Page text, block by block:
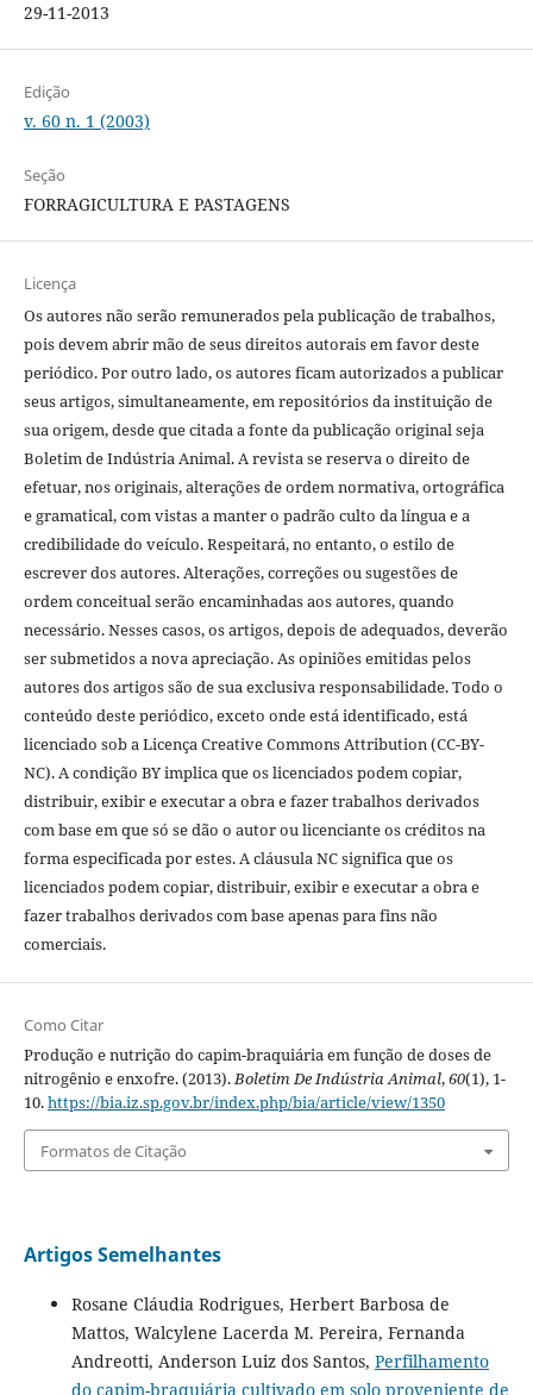
29-11-2013
Edição
v. 60 n. 1 (2003)
Seção
FORRAGICULTURA E PASTAGENS
Licença
Os autores não serão remunerados pela publicação de trabalhos,
pois devem abrir mão de seus direitos autorais em favor deste
periódico. Por outro lado, os autores ficam autorizados a publicar
seus artigos, simultaneamente, em repositórios da instituição de
sua origem, desde que citada a fonte da publicação original seja
Boletim de Indústria Animal. A revista se reserva o direito de
efetuar, nos originais, alterações de ordem normativa, ortográfica
e gramatical, com vistas a manter o padrão culto da língua e a
credibilidade do veículo. Respeitará, no entanto, o estilo de
escrever dos autores. Alterações, correções ou sugestões de
ordem conceitual serão encaminhadas aos autores, quando
necessário. Nesses casos, os artigos, depois de adequados, deverão
ser submetidos a nova apreciação. As opiniões emitidas pelos
autores dos artigos são de sua exclusiva responsabilidade. Todo o
conteúdo deste periódico, exceto onde está identificado, está
licenciado sob a Licença Creative Commons Attribution (CC-BY-
NC). A condição BY implica que os licenciados podem copiar,
distribuir, exibir e executar a obra e fazer trabalhos derivados
com base em que só se dão o autor ou licenciante os créditos na
forma especificada por estes. A cláusula NC significa que os
licenciados podem copiar, distribuir, exibir e executar a obra e
fazer trabalhos derivados com base apenas para fins não
comerciais.
Como Citar
Produção e nutrição do capim-braquiária em função de doses de
nitrogênio e enxofre. (2013).Boletim De Indústria Animal,60(1), 1-
10.https://bia.iz.sp.gov.br/index.php/bia/article/view/1350
Formatos de Citação
Artigos Semelhantes
Rosane Cláudia Rodrigues, Herbert Barbosa de
Mattos, Walcylene Lacerda M. Pereira, Fernanda
Andreotti, Anderson Luiz dos Santos, Perfilhamento
do capim-braquiária cultivado em solo proveniente de